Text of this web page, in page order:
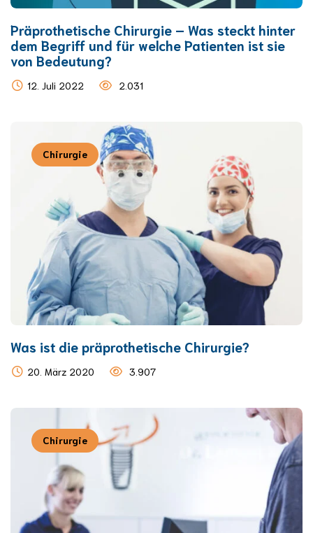
Präprothetische Chirurgie – Was steckt hinter
dem Begriff und für welche Patienten ist sie
von Bedeutung?
12. Juli 2022 2.031
Chirurgie
Was ist die präprothetische Chirurgie?
20. März 2020 3.907
Chirurgie